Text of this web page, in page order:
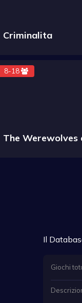
Criminalita
8-18
The
Il
Giochi